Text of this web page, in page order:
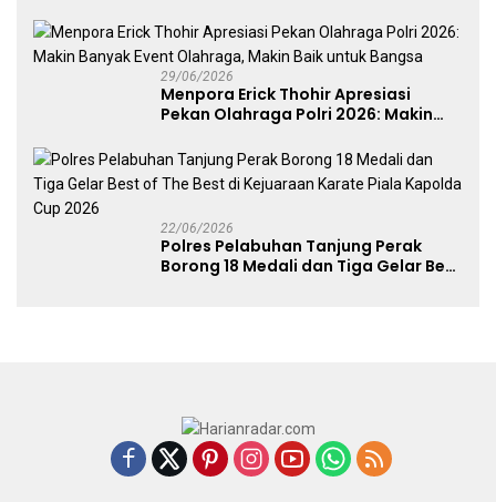
29/06/2026
Menpora Erick Thohir Apresiasi
Pekan Olahraga Polri 2026: Makin
untuk Bangsa
22/06/2026
Polres Pelabuhan Tanjung Perak
Borong 18 Medali dan Tiga Gelar Best